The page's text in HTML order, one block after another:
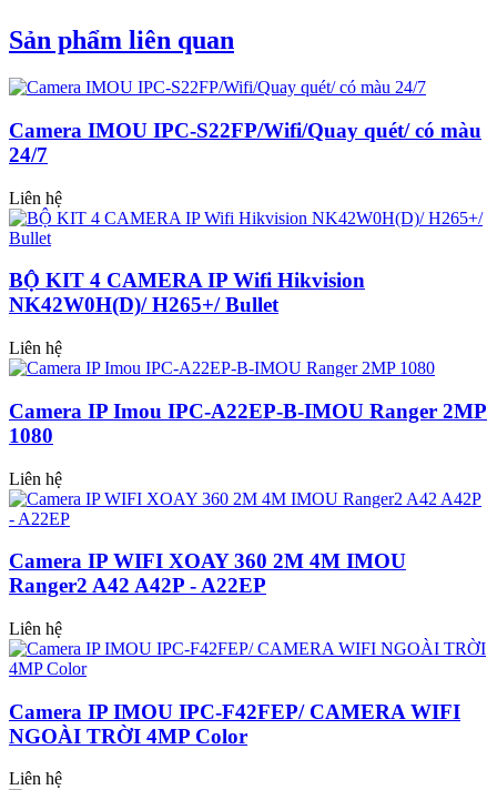
Sản phẩm liên quan
Camera IMOU IPC-S22FP/Wifi/Quay quét/ có màu
24/7
Liên hệ
BỘ KIT 4 CAMERA IP Wifi Hikvision
NK42W0H(D)/ H265+/ Bullet
Liên hệ
Camera IP Imou IPC-A22EP-B-IMOU Ranger 2MP
1080
Liên hệ
Camera IP WIFI XOAY 360 2M 4M IMOU
Ranger2 A42 A42P - A22EP
Liên hệ
Camera IP IMOU IPC-F42FEP/ CAMERA WIFI
NGOÀI TRỜI 4MP Color
Liên hệ